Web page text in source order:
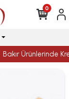
Bakır Ürünlerinde
0